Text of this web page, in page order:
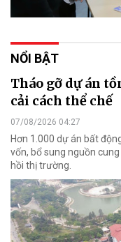
NỔI BẬT
Tháo gỡ dự án
cải cách thể chế
07/08/2026 04:27
Hơn 1.000 dự án bất
vốn, bổ sung nguồn
hồi thị trường.